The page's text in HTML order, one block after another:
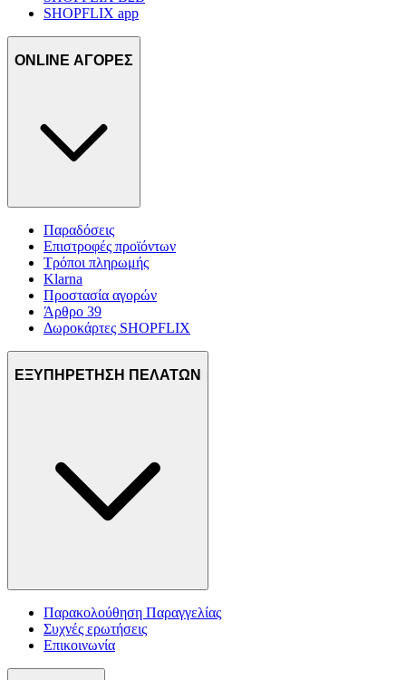
SHOPFLIX app
ONLINE ΑΓΟΡΕΣ
Παραδόσεις
Επιστροφές προϊόντων
Τρόποι πληρωμής
Klarna
Προστασία αγορών
Άρθρο 39
Δωροκάρτες SHOPFLIX
ΕΞΥΠΗΡΕΤΗΣΗ ΠΕΛΑΤΩΝ
Παρακολούθηση Παραγγελίας
Συχνές ερωτήσεις
Επικοινωνία